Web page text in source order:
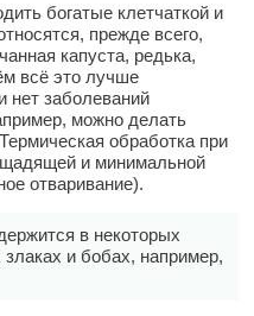
богатые клетчаткой и
прежде всего,
капуста, редька,
всё это лучше
нет заболеваний
можно делать
обработка при
и минимальной
отваривание).
в некоторых
и бобах, например,